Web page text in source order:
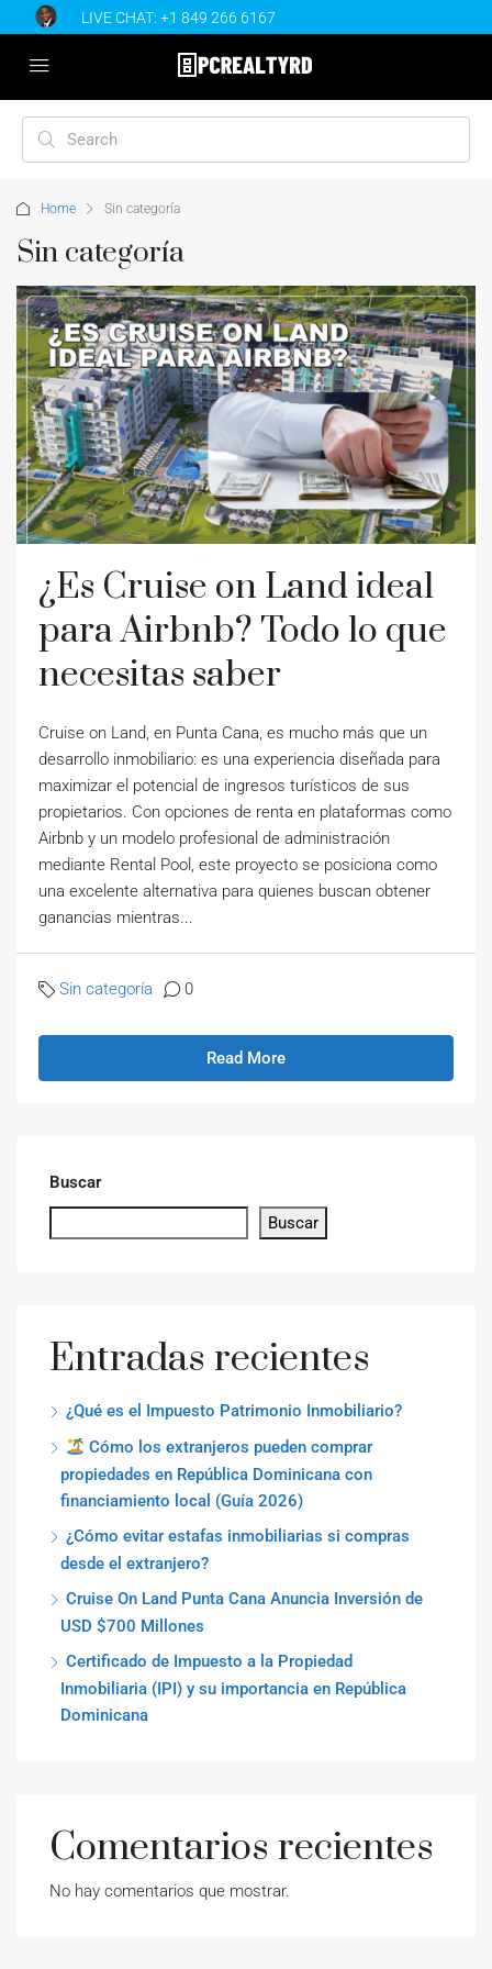
LIVE CHAT: +1 849 266 6167
Home Sin categoría
Sin categoría
¿Es Cruise on Land ideal
para Airbnb? Todo lo que
necesitas saber
Cruise on Land, en Punta Cana, es mucho más que un
desarrollo inmobiliario: es una experiencia diseñada para
maximizar el potencial de ingresos turísticos de sus
propietarios. Con opciones de renta en plataformas como
Airbnb y un modelo profesional de administración
mediante Rental Pool, este proyecto se posiciona como
una excelente alternativa para quienes buscan obtener
ganancias mientras...
Sin categoría 0
Read More
Buscar
Buscar
Entradas recientes
¿Qué es el Impuesto Patrimonio Inmobiliario?
Cómo los extranjeros pueden comprar
propiedades en República Dominicana con
financiamiento local (Guía 2026)
¿Cómo evitar estafas inmobiliarias si compras
desde el extranjero?
Cruise On Land Punta Cana Anuncia Inversión de
USD $700 Millones
Certificado de Impuesto a la Propiedad
Inmobiliaria (IPI) y su importancia en República
Dominicana
Comentarios recientes
No hay comentarios que mostrar.